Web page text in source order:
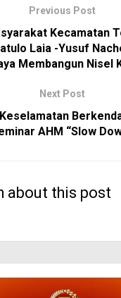
Previous Post
Kecamatan
Laia -Yusuf
Membangun Nisel
Next Post
Keselamatan
AHM “Slow
about this post